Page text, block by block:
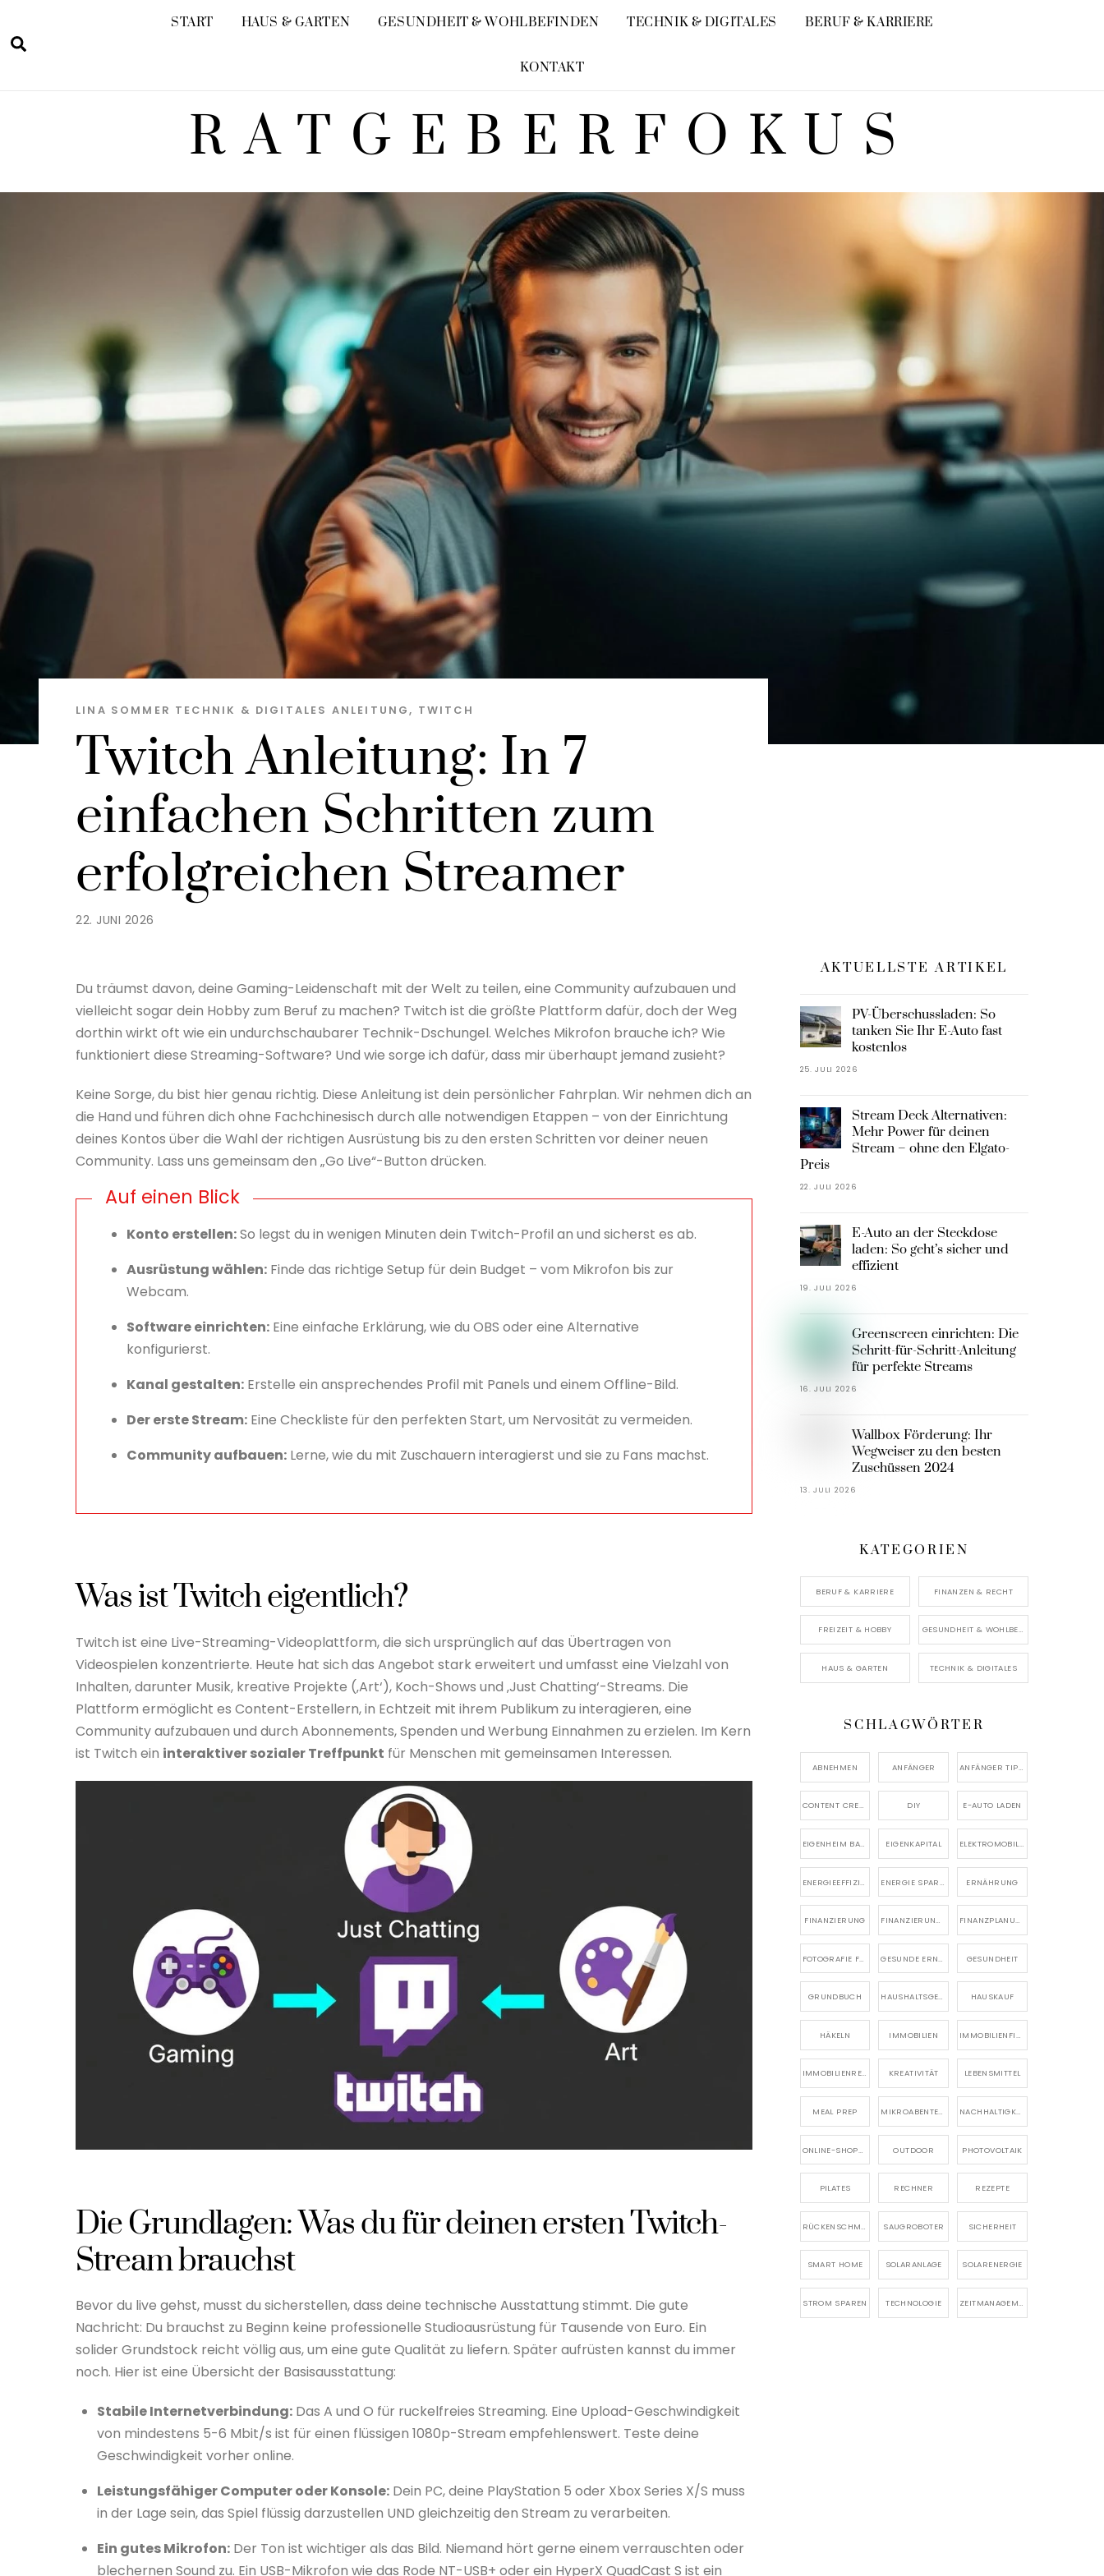
content
RATGEBERFOKUS
START HAUS & GARTEN GESUNDHEIT & WOHLBEFINDEN TECHNIK & DIGITALES BERUF & KARRIERE
KONTAKT
22. JUNI 2026
Twitch Anleitung: In 7
einfachen Schritten zum
erfolgreichen Streamer
LINA SOMMER TECHNIK & DIGITALES ANLEITUNG, TWITCH
Du träumst davon, deine Gaming-Leidenschaft mit der Welt zu teilen, eine Community aufzubauen und
vielleicht sogar dein Hobby zum Beruf zu machen? Twitch ist die größte Plattform dafür, doch der Weg
dorthin wirkt oft wie ein undurchschaubarer Technik-Dschungel. Welches Mikrofon brauche ich? Wie
funktioniert diese Streaming-Software? Und wie sorge ich dafür, dass mir überhaupt jemand zusieht?
Keine Sorge, du bist hier genau richtig. Diese Anleitung ist dein persönlicher Fahrplan. Wir nehmen dich an
die Hand und führen dich ohne Fachchinesisch durch alle notwendigen Etappen – von der Einrichtung
deines Kontos über die Wahl der richtigen Ausrüstung bis zu den ersten Schritten vor deiner neuen
Community. Lass uns gemeinsam den „Go Live“-Button drücken.
Auf einen Blick
Konto erstellen:So legst du in wenigen Minuten dein Twitch-Profil an und sicherst es ab.
Ausrüstung wählen:Finde das richtige Setup für dein Budget – vom Mikrofon bis zur
Webcam.
Software einrichten:Eine einfache Erklärung, wie du OBS oder eine Alternative
konfigurierst.
Kanal gestalten:Erstelle ein ansprechendes Profil mit Panels und einem Offline-Bild.
Der erste Stream:Eine Checkliste für den perfekten Start, um Nervosität zu vermeiden.
Community aufbauen:Lerne, wie du mit Zuschauern interagierst und sie zu Fans machst.
Was ist Twitch eigentlich?
Twitch ist eine Live-Streaming-Videoplattform, die sich ursprünglich auf das Übertragen von
Videospielen konzentrierte. Heute hat sich das Angebot stark erweitert und umfasst eine Vielzahl von
Inhalten, darunter Musik, kreative Projekte (‚Art‘), Koch-Shows und ‚Just Chatting‘-Streams. Die
Plattform ermöglicht es Content-Erstellern, in Echtzeit mit ihrem Publikum zu interagieren, eine
Community aufzubauen und durch Abonnements, Spenden und Werbung Einnahmen zu erzielen. Im Kern
ist Twitch ein interaktiver sozialer Treffpunkt für Menschen mit gemeinsamen Interessen.
Die Grundlagen: Was du für deinen ersten Twitch-
Stream brauchst
Bevor du live gehst, musst du sicherstellen, dass deine technische Ausstattung stimmt. Die gute
Nachricht: Du brauchst zu Beginn keine professionelle Studioausrüstung für Tausende von Euro. Ein
solider Grundstock reicht völlig aus, um eine gute Qualität zu liefern. Später aufrüsten kannst du immer
noch. Hier ist eine Übersicht der Basisausstattung:
Stabile Internetverbindung:Das A und O für ruckelfreies Streaming. Eine Upload-Geschwindigkeit
von mindestens 5-6 Mbit/s ist für einen flüssigen 1080p-Stream empfehlenswert. Teste deine
Geschwindigkeit vorher online.
Leistungsfähiger Computer oder Konsole:Dein PC, deine PlayStation 5 oder Xbox Series X/S muss
in der Lage sein, das Spiel flüssig darzustellen UND gleichzeitig den Stream zu verarbeiten.
Ein gutes Mikrofon:Der Ton ist wichtiger als das Bild. Niemand hört gerne einem verrauschten oder
blechernen Sound zu. Ein USB-Mikrofon wie das Rode NT-USB+ oder ein HyperX QuadCast S ist ein
AKTUELLSTE ARTIKEL
PV-Überschussladen: So
tanken Sie Ihr E-Auto fast
kostenlos
25. JULI 2026
Stream Deck Alternativen:
Mehr Power für deinen
Stream – ohne den Elgato-
Preis
22. JULI 2026
E-Auto an der Steckdose
laden: So geht’s sicher und
effizient
19. JULI 2026
Greenscreen einrichten: Die
Schritt-für-Schritt-Anleitung
für perfekte Streams
16. JULI 2026
Wallbox Förderung: Ihr
Wegweiser zu den besten
Zuschüssen 2024
13. JULI 2026
KATEGORIEN
BERUF & KARRIERE FINANZEN & RECHT
FREIZEIT & HOBBY GESUNDHEIT & WOHLBEFINDEN
HAUS & GARTEN TECHNIK & DIGITALES
SCHLAGWÖRTER
ABNEHMEN ANFÄNGER ANFÄNGER TIPPS
CONTENT CREATION DIY E-AUTO LADEN
EIGENHEIM BAUEN EIGENKAPITAL ELEKTROMOBILITÄT
ERNÄHRUNG
FINANZIERUNG FINANZIERUNG EIGENHEIM FINANZPLANUNG
FOTOGRAFIE FÜR ANFÄNGER GESUNDE ERNÄHRUNG GESUNDHEIT
GRUNDBUCH HAUSHALTSGERÄTE HAUSKAUF
HÄKELN IMMOBILIEN IMMOBILIENFINANZIERUNG
IMMOBILIENRECHT KREATIVITÄT LEBENSMITTEL
MEAL PREP MIKROABENTEUER NACHHALTIGKEIT
ONLINE-SHOPPING OUTDOOR PHOTOVOLTAIK
PILATES RECHNER REZEPTE
RÜCKENSCHMERZEN SAUGROBOTER SICHERHEIT
SMART HOME SOLARANLAGE SOLARENERGIE
STROM SPAREN TECHNOLOGIE ZEITMANAGEMENT